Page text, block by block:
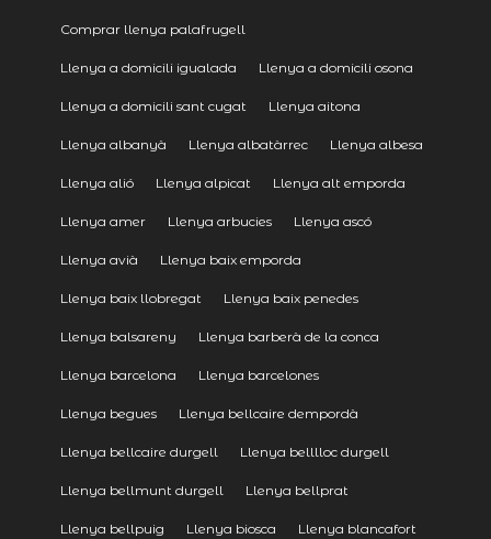
Comprar llenya palafrugell
Llenya a domicili igualada Llenya a domicili osona
Llenya a domicili sant cugat Llenya aitona
Llenya albanyà Llenya albatàrrec Llenya albesa
Llenya alió Llenya alpicat Llenya alt emporda
Llenya amer Llenya arbucies Llenya ascó
Llenya avià Llenya baix emporda
Llenya baix llobregat Llenya baix penedes
Llenya balsareny Llenya barberà de la conca
Llenya barcelona Llenya barcelones
Llenya begues Llenya bellcaire dempordà
Llenya bellcaire durgell Llenya belllloc durgell
Llenya bellmunt durgell Llenya bellprat
Llenya bellpuig Llenya biosca Llenya blancafort